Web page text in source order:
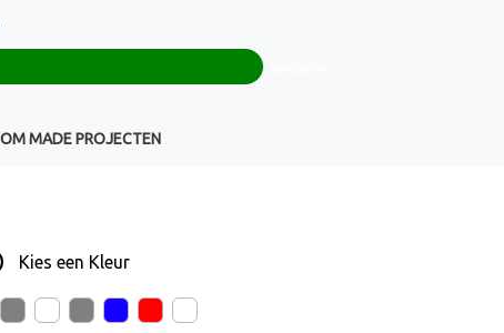
+32(0)16 43 54 19
MADE PROJECTEN
Kies een Kleur